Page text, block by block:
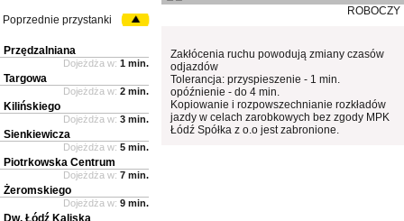
ROBOCZY
Zakłócenia ruchu powodują zmiany czasów
odjazdów
Tolerancja: przyspieszenie - 1 min.
opóźnienie - do 4 min.
Kopiowanie i rozpowszechnianie rozkładów
jazdy w celach zarobkowych bez zgody MPK
Łódź Spółka z o.o jest zabronione.
Poprzednie przystanki
Przędzalniana
Dojeżdża w: 1 min.
Targowa
Dojeżdża w: 2 min.
Kilińskiego
Dojeżdża w: 3 min.
Sienkiewicza
Dojeżdża w: 5 min.
Piotrkowska Centrum
Dojeżdża w: 7 min.
Żeromskiego
Dojeżdża w: 9 min.
Dw. Łódź Kaliska